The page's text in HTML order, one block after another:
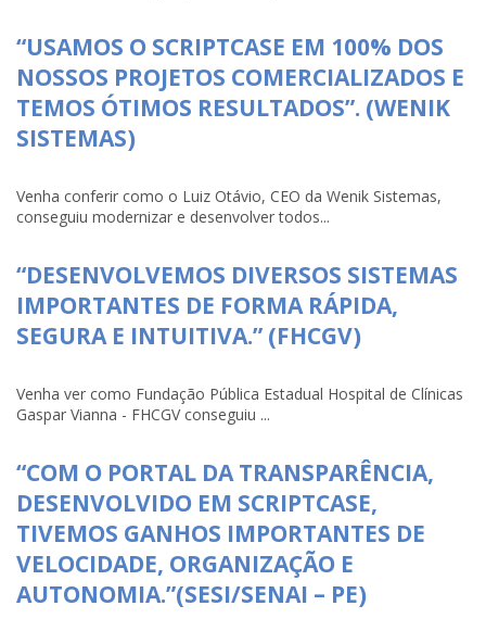
“USAMOS O SCRIPTCASE EM 100% DOS
NOSSOS PROJETOS COMERCIALIZADOS E
TEMOS ÓTIMOS RESULTADOS”. (WENIK
SISTEMAS)
Venha conferir como o Luiz Otávio, CEO da Wenik Sistemas,
conseguiu modernizar e desenvolver todos...
“DESENVOLVEMOS DIVERSOS SISTEMAS
IMPORTANTES DE FORMA RÁPIDA,
SEGURA E INTUITIVA.” (FHCGV)
Venha ver como Fundação Pública Estadual Hospital de Clínicas
Gaspar Vianna - FHCGV conseguiu ...
“COM O PORTAL DA TRANSPARÊNCIA,
DESENVOLVIDO EM SCRIPTCASE,
TIVEMOS GANHOS IMPORTANTES DE
VELOCIDADE, ORGANIZAÇÃO E
AUTONOMIA.”(SESI/SENAI – PE)